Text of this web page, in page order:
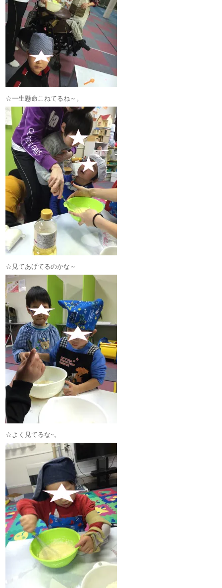
☆一生懸命こねてるね～。
☆見てあげてるのかな～
☆よく見てるな~。